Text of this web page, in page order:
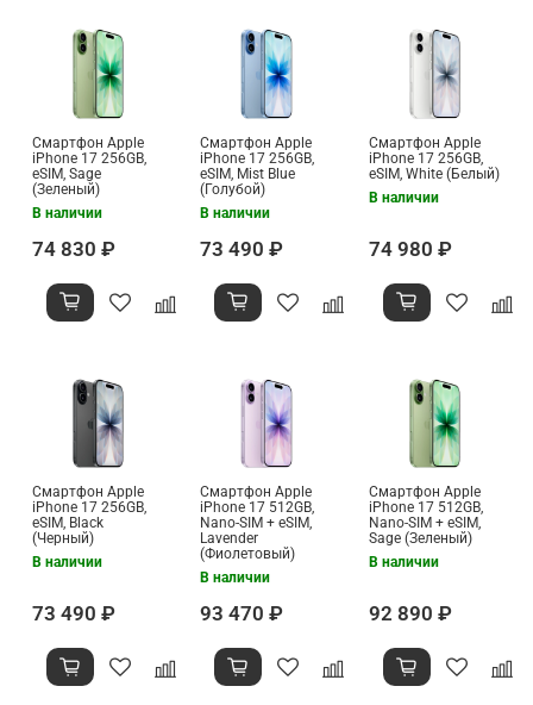
Смартфон Apple
iPhone 17 256GB,
eSIM, Sage
(Зеленый)
В наличии
74 830 ₽
Смартфон Apple
iPhone 17 256GB,
eSIM, Mist Blue
(Голубой)
В наличии
73 490 ₽
Смартфон Apple
iPhone 17 256GB,
eSIM, White (Белый)
В наличии
74 980 ₽
Смартфон Apple
iPhone 17 256GB,
eSIM, Black
(Черный)
В наличии
73 490 ₽
Смартфон Apple
iPhone 17 512GB,
Nano-SIM + eSIM,
Lavender
(Фиолетовый)
В наличии
93 470 ₽
Смартфон Apple
iPhone 17 512GB,
Nano-SIM + eSIM,
Sage (Зеленый)
В наличии
92 890 ₽